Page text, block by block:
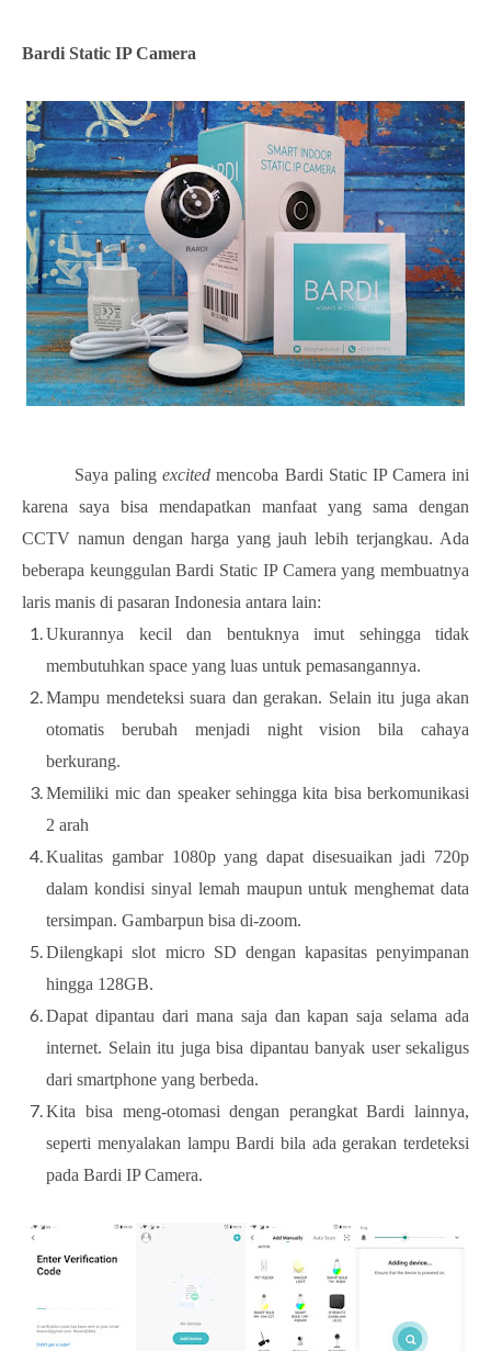
Bardi Static IP Camera
Saya palingexcited mencoba Bardi Static IP Camera ini
karena saya bisa mendapatkan manfaat yang sama dengan
CCTV namun dengan harga yang jauh lebih terjangkau. Ada
beberapa keunggulan Bardi Static IP Camera yang membuatnya
laris manis di pasaran Indonesia antara lain:
Ukurannya kecil dan bentuknya imut sehingga tidak
membutuhkan space yang luas untuk pemasangannya.
Mampu mendeteksi suara dan gerakan. Selain itu juga akan
otomatis berubah menjadi night vision bila cahaya
berkurang.
Memiliki mic dan speaker sehingga kita bisa berkomunikasi
2 arah
Kualitas gambar 1080p yang dapat disesuaikan jadi 720p
dalam kondisi sinyal lemah maupun untuk menghemat data
tersimpan. Gambarpun bisa di-zoom.
Dilengkapi slot micro SD dengan kapasitas penyimpanan
hingga 128GB.
Dapat dipantau dari mana saja dan kapan saja selama ada
internet. Selain itu juga bisa dipantau banyak user sekaligus
dari smartphone yang berbeda.
Kita bisa meng-otomasi dengan perangkat Bardi lainnya,
seperti menyalakan lampu Bardi bila ada gerakan terdeteksi
pada Bardi IP Camera.